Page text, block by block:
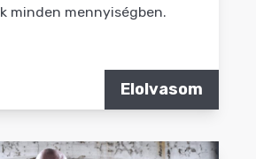
minden mennyiségben.
Elolvasom